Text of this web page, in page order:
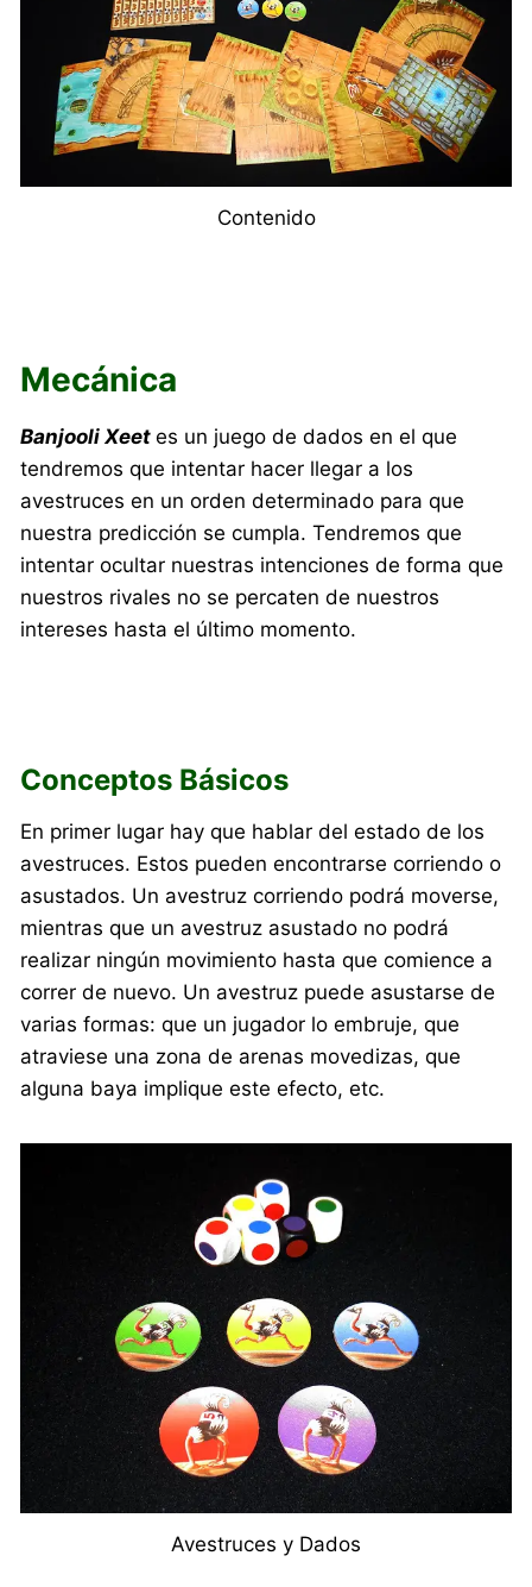
Contenido
Mecánica
Banjooli Xeetes un juego de dados en el que
tendremos que intentar hacer llegar a los
avestruces en un orden determinado para que
nuestra predicción se cumpla. Tendremos que
intentar ocultar nuestras intenciones de forma que
nuestros rivales no se percaten de nuestros
intereses hasta el último momento.
Conceptos Básicos
En primer lugar hay que hablar del estado de los
avestruces. Estos pueden encontrarse corriendo o
asustados. Un avestruz corriendo podrá moverse,
mientras que un avestruz asustado no podrá
realizar ningún movimiento hasta que comience a
correr de nuevo. Un avestruz puede asustarse de
varias formas: que un jugador lo embruje, que
atraviese una zona de arenas movedizas, que
alguna baya implique este efecto, etc.
Avestruces y Dados